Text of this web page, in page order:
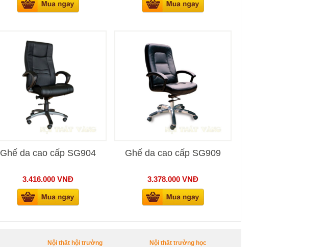
Ghế da cao cấp SG904
3.416.000 VNĐ
Ghế da cao cấp SG909
3.378.000 VNĐ
Nội thất hội trường Nội thất trường học